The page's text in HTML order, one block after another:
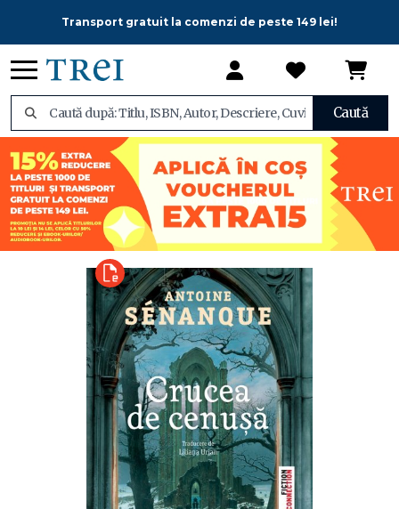
Transport gratuit la comenzi de peste 149 lei!
Caută